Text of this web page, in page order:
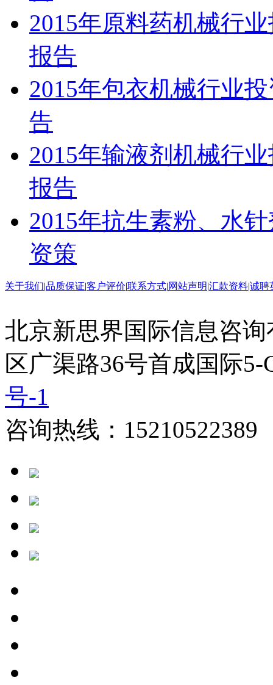
2015年原料药机械行
报告
2015年包衣机械行业
告
2015年输液剂机械行
报告
2015年抗生素粉、水
资策
关于我们|品质保证|客户评价|联系方式|网站声明|汇款资料|诚聘
北京新思界国际信息咨
区广渠路36号首成国际
号-1
咨询热线：